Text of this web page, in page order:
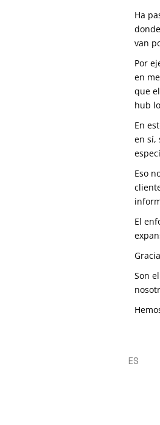
Ha
van
Por
en
que
hub
En
en sí,
Eso
El
Son
ES